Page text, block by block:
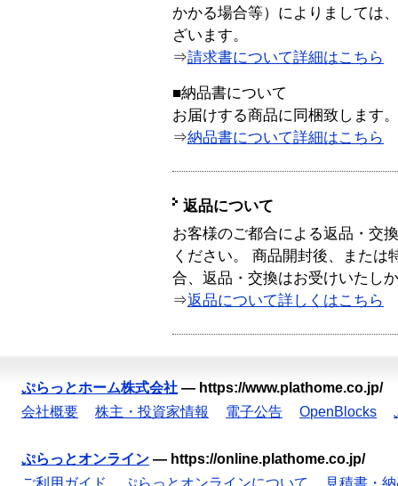
かかる場合等）によりましては
ざいます。
⇒請求書について詳細はこちら
■納品書について
お届けする商品に同梱致します。
⇒納品書について詳細はこちら
返品について
お客様のご都合による返品・交
ください。 商品開封後、または
合、返品・交換はお受けいたし
⇒返品について詳しくはこちら
ぷらっとホーム株式会社 — https://www.plathome.co.jp/
会社概要
株主・投資家情報 電子公告 OpenBlocks
ぷらっとオンライン — https://online.plathome.co.jp/
ご利用ガイド
ぷらっとオンラインについて
見積書・